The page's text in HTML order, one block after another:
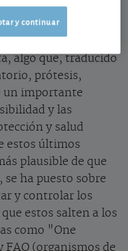
se han disparado
vez más aquellos
más de la familia
algo que, traducido
prótesis,
un importante
y las
y salud
estos últimos
plausible de que
ha puesto sobre
y controlar los
estos salten a los
como "One
FAO (organismos de
y continuar